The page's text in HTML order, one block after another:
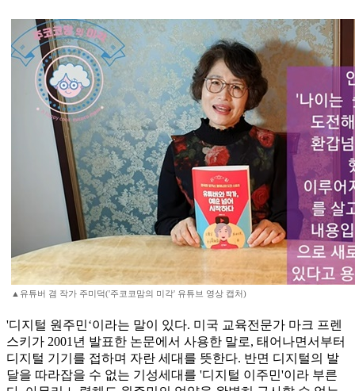
▲유튜버 겸 작가 주미덕('주코코맘의 미각' 유튜브 영상 캡처)
'디지털 원주민‘이라는 말이 있다. 미국 교육전문가 마크 프렌
스키가 2001년 발표한 논문에서 사용한 말로, 태어나면서부터
디지털 기기를 접하며 자란 세대를 뜻한다. 반면 디지털의 발
달을 따라잡을 수 없는 기성세대를 '디지털 이주민'이라 부른